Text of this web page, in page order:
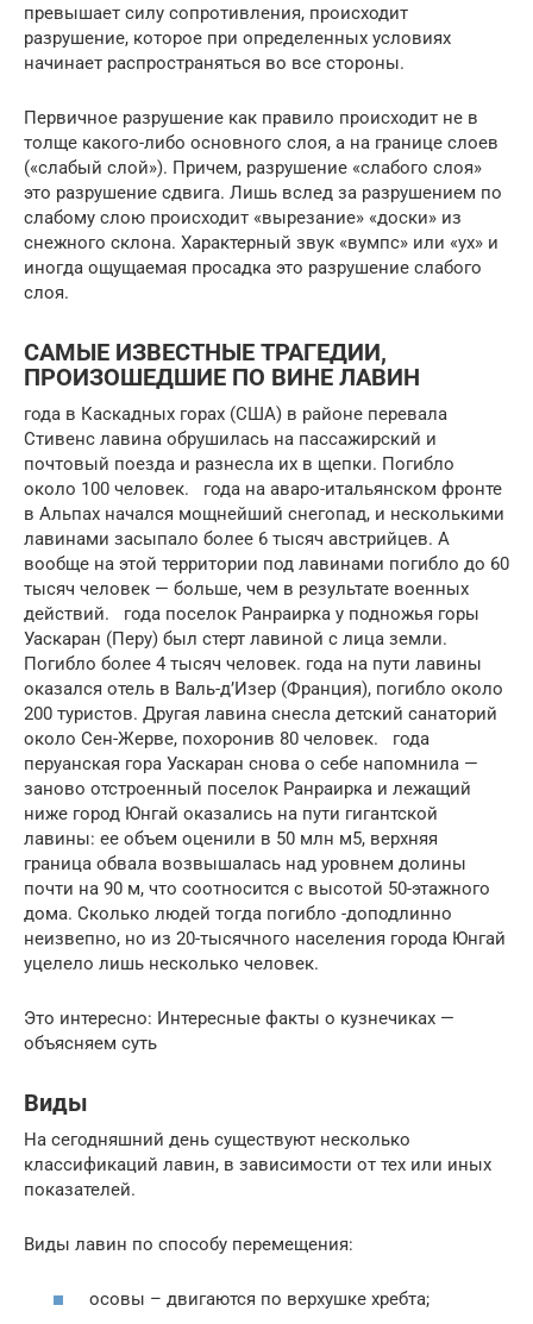
превышает силу сопротивления, происходит
разрушение, которое при определенных условиях
начинает распространяться во все стороны.
Первичное разрушение как правило происходит не в
толще какого-либо основного слоя, а на границе слоев
(«слабый слой»). Причем, разрушение «слабого слоя»
это разрушение сдвига. Лишь вслед за разрушением по
слабому слою происходит «вырезание» «доски» из
снежного склона. Характерный звук «вумпс» или «ух» и
иногда ощущаемая просадка это разрушение слабого
слоя.
САМЫЕ ИЗВЕСТНЫЕ ТРАГЕДИИ,
ПРОИЗОШЕДШИЕ ПО ВИНЕ ЛАВИН
года в Каскадных горах (США) в районе перевала
Стивенс лавина обрушилась на пассажирский и
почтовый поезда и разнесла их в щепки. Погибло
около 100 человек. года на аваро-итальянском фронте
в Альпах начался мощнейший снегопад, и несколькими
лавинами засыпало более 6 тысяч австрийцев. А
вообще на этой территории под лавинами погибло до 60
тысяч человек — больше, чем в результате военных
действий. года поселок Ранраирка у подножья горы
Уаскаран (Перу) был стерт лавиной с лица земли.
Погибло более 4 тысяч человек. года на пути лавины
оказался отель в Валь-д’Изер (Франция), погибло около
200 туристов. Другая лавина снесла детский санаторий
около Сен-Жерве, похоронив 80 человек. года
перуанская гора Уаскаран снова о себе напомнила —
заново отстроенный поселок Ранраирка и лежащий
ниже город Юнгай оказались на пути гигантской
лавины: ее объем оценили в 50 млн м5, верхняя
граница обвала возвышалась над уровнем долины
почти на 90 м, что соотносится с высотой 50-этажного
дома. Сколько людей тогда погибло -доподлинно
неизвепно, но из 20-тысячного населения города Юнгай
уцелело лишь несколько человек.
Это интересно: Интересные факты о кузнечиках —
объясняем суть
Виды
На сегодняшний день существуют несколько
классификаций лавин, в зависимости от тех или иных
показателей.
Виды лавин по способу перемещения:
осовы – двигаются по верхушке хребта;